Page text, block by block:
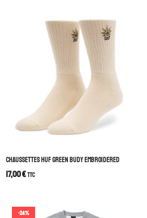
CHAUSSETTES HUF GREEN BUDY EMBROIDERED
17,00€TTC
-24%